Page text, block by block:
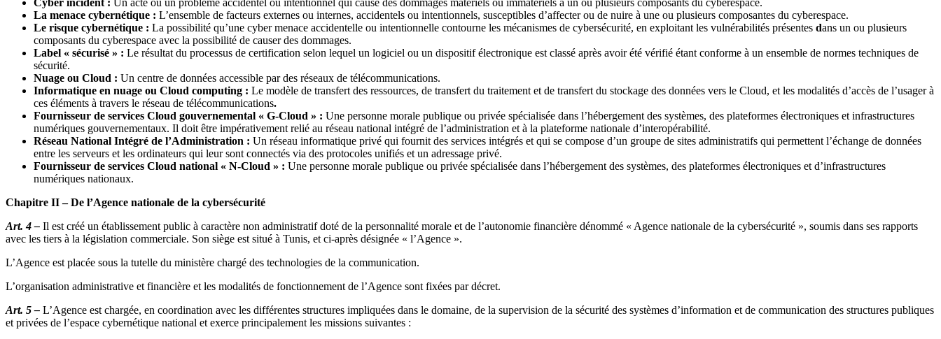
La menace cybernétique : L’ensemble de facteurs externes ou internes, accidentels ou intentionnels, susceptibles d’affecter ou de nuire à une ou plusieurs composantes du cyberespace.
Le risque cybernétique : La possibilité qu’une cyber menace accidentelle ou intentionnelle contourne les mécanismes de cybersécurité, en exploitant les vulnérabilités présentes dans un ou plusieurs
composants du cyberespace avec la possibilité de causer des dommages.
Label « sécurisé » : Le résultat du processus de certification selon lequel un logiciel ou un dispositif électronique est classé après avoir été vérifié étant conforme à un ensemble de normes techniques de
sécurité.
Nuage ou Cloud : Un centre de données accessible par des réseaux de télécommunications.
Informatique en nuage ou Cloud computing : Le modèle de transfert des ressources, de transfert du traitement et de transfert du stockage des données vers le Cloud, et les modalités d’accès de l’usager à
ces éléments à travers le réseau de télécommunications.
Fournisseur de services Cloud gouvernemental « G-Cloud » : Une personne morale publique ou privée spécialisée dans l’hébergement des systèmes, des plateformes électroniques et infrastructures
numériques gouvernementaux. Il doit être impérativement relié au réseau national intégré de l’administration et à la plateforme nationale d’interopérabilité.
Réseau National Intégré de l’Administration : Un réseau informatique privé qui fournit des services intégrés et qui se compose d’un groupe de sites administratifs qui permettent l’échange de données
entre les serveurs et les ordinateurs qui leur sont connectés via des protocoles unifiés et un adressage privé.
Fournisseur de services Cloud national « N-Cloud » : Une personne morale publique ou privée spécialisée dans l’hébergement des systèmes, des plateformes électroniques et d’infrastructures
numériques nationaux.
Chapitre II – De l’Agence nationale de la cybersécurité
Art. 4 – Il est créé un établissement public à caractère non administratif doté de la personnalité morale et de l’autonomie financière dénommé « Agence nationale de la cybersécurité », soumis dans ses rapports
avec les tiers à la législation commerciale. Son siège est situé à Tunis, et ci-après désignée « l’Agence ».
L’Agence est placée sous la tutelle du ministère chargé des technologies de la communication.
L’organisation administrative et financière et les modalités de fonctionnement de l’Agence sont fixées par décret.
Art. 5 – L’Agence est chargée, en coordination avec les différentes structures impliquées dans le domaine, de la supervision de la sécurité des systèmes d’information et de communication des structures publiques
et privées de l’espace cybernétique national et exerce principalement les missions suivantes :